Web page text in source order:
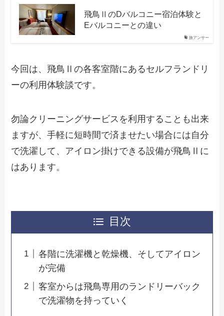
旅アンサー
飛鳥ⅡのDバルコニー宿泊体験と
Eバルコニーとの違い
今回は、飛鳥Ⅱの各客室階にあるセルフランドリ
ーの利用体験談です。
勿論クリーニングサービスを利用することも出来
ますが、手軽に短時間で済ませたい場合には自分
で洗濯して、アイロン掛けできる設備が飛鳥Ⅱに
はあります。
目次
各階に洗濯機と乾燥機、そしてアイロン
が完備
客室からは飛鳥専用のランドリーバック
で洗濯物を持っていく